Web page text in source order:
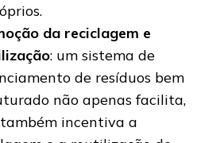
da reciclagem e
: um sistema de
de resíduos bem
não apenas facilita,
incentiva a